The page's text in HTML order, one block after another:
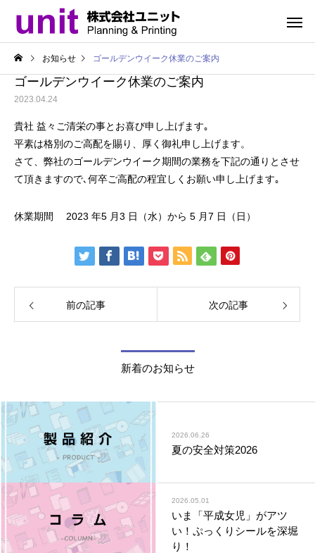
お知らせ ゴールデンウイーク休業のご案内
ゴールデンウイーク休業のご案内
2023.04.24
貴社 益々ご清栄の事とお喜び申し上げます｡
平素は格別のご高配を賜り、厚く御礼申し上げます。
さて、弊社のゴールデンウイーク期間の業務を下記の通りとさせ
て頂きますので､何卒ご高配の程宜しくお願い申し上げます｡
休業期間 2023 年5 月3 日（水）から 5 月7 日（日）
前の記事 次の記事
新着のお知らせ
2026.06.26
夏の安全対策2026
2026.05.01
いま「平成女児」がアツ
い！ぷっくりシールを深堀
り！